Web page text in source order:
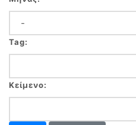
Tag:
Κείμενο: